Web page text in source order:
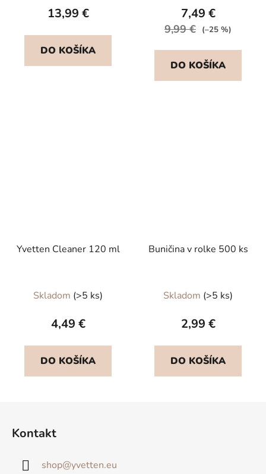
produktu
5,0
z
13,99 €
DO KOŠÍKA
7,49 €
9,99 € (–25 %)
DO KOŠÍKA
Yvetten Cleaner 120 ml
Skladom (>5 ks)
4,49 €
DO KOŠÍKA
Buničina v rolke 500 ks
Skladom (>5 ks)
2,99 €
DO KOŠÍKA
Kontakt
shop@yvetten.eu